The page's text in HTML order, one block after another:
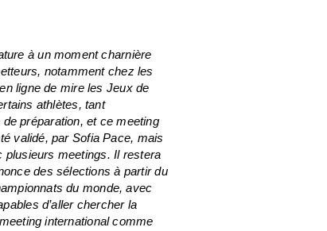
à un moment charnière
notamment chez les
ligne de mire les Jeux de
athlètes, tant
préparation, et ce meeting
validé, par Sofia Pace, mais
plusieurs meetings. Il restera
des sélections à partir du
du monde, avec
d’aller chercher la
international comme